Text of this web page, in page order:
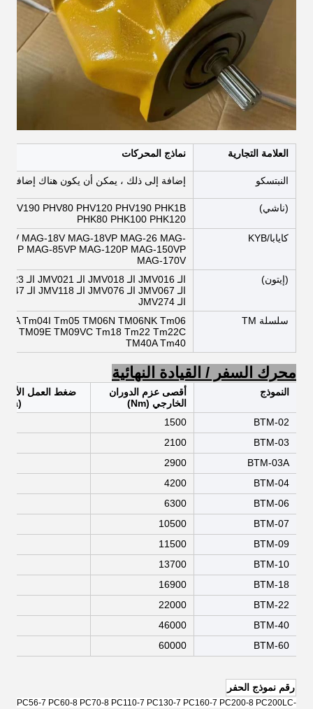
العلامة التجارية نماذج المحركات
النبتسكو إضافة إلى ذلك ، يمكن أن يكون هناك إضافات
(ناشي)
PHV80 PHV120 PHV190 PHK1B
PHK80 PHK100 PHK120
كايابا/KYB
MAG-18V MAG-18VP MAG-26 MAG-
MAG-85VP MAG-120P MAG-150VP
MAG-170V
(إيتون)
الـ JMV274
سلسلة TM
Tm04I Tm05 TM06N TM06NK Tm06
TM09E TM09VC Tm18 Tm22 Tm22C
TM40A Tm40
محرك السفر / القيادة النهائية
النموذج
أقصى عزم الدوران
الخارجي (Nm)
ضغط العمل
(Mpa)
BTM-02
1500
BTM-03
2100
BTM-03A
2900
BTM-04
4200
BTM-06
6300
BTM-07
10500
BTM-09
11500
BTM-10
13700
BTM-18
16900
BTM-22
22000
BTM-40
46000
BTM-60
60000
رقم نموذج الحفر
PC56-7 PC60-8 PC70-8 PC110-7 PC130-7 PC160-7 PC200-8 PC200LC-